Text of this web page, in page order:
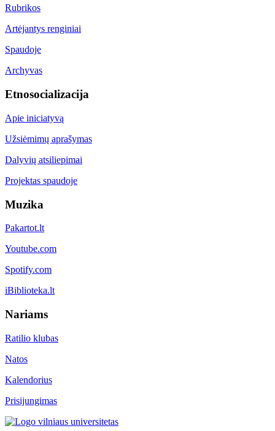
Rubrikos
Artėjantys renginiai
Spaudoje
Archyvas
Etnosocializacija
Apie iniciatyvą
Užsiėmimų aprašymas
Dalyvių atsiliepimai
Projektas spaudoje
Muzika
Pakartot.lt
Youtube.com
Spotify.com
iBiblioteka.lt
Nariams
Ratilio klubas
Natos
Kalendorius
Prisijungimas